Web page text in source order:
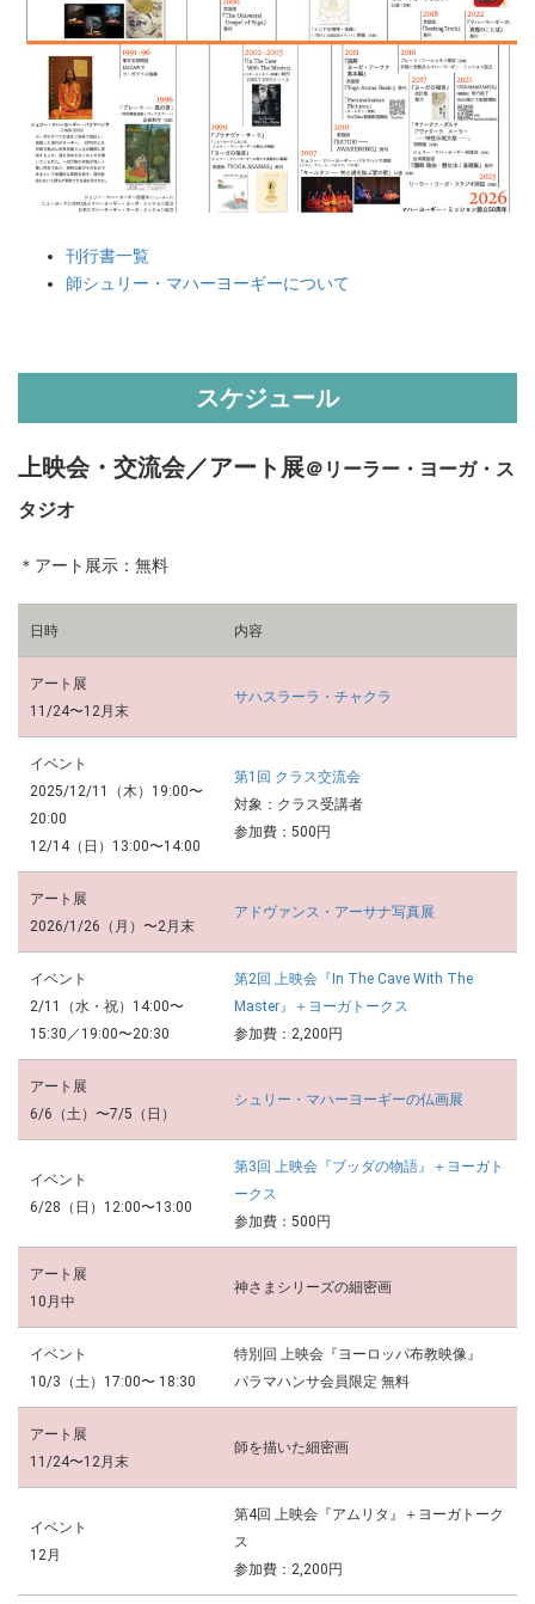
刊行書一覧
師シュリー・マハーヨーギーについて
スケジュール
上映会・交流会／アート展＠リーラー・ヨーガ・ス
タジオ
＊アート展示：無料
日時 内容
アート展
11/24〜12月末
サハスラーラ・チャクラ
イベント
2025/12/11（木） 19:00〜
20:00
12/14（日）13:00〜14:00
第1回 クラス交流会
対象：クラス受講者
参加費：500円
アート展
2026/1/26（月）〜2月末
アドヴァンス・アーサナ写真展
イベント
2/11（水・祝） 14:00〜
15:30／19:00〜20:30
第2回 上映会 『In The Cave With The
Master』＋ヨーガトークス
参加費：2,200円
アート展
6/6（土）〜7/5（日）
シュリー・マハーヨーギーの仏画展
イベント
6/28（日）12:00〜13:00
第3回 上映会『ブッダの物語』＋ヨーガト
ークス
参加費：500円
アート展
10月中
神さまシリーズの細密画
イベント
10/3（土） 17:00〜 18:30
特別回 上映会『ヨーロッパ布教映像』
パラマハンサ会員限定 無料
アート展
11/24〜12月末
師を描いた細密画
イベント
12月
第4回 上映会『アムリタ』
＋ヨーガトーク
ス
参加費：2,200円